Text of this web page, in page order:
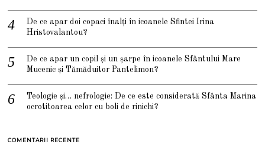
De ce apar doi copaci înalți în icoanele Sfintei Irina
Hristovalantou?
De ce apar un copil și un șarpe în icoanele Sfântului Mare
Mucenic și Tămăduitor Pantelimon?
Teologie și… nefrologie: De ce este considerată Sfânta Marina
ocrotitoarea celor cu boli de rinichi?
COMENTARII RECENTE